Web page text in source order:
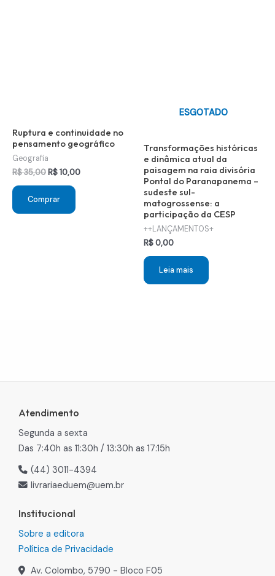
Ruptura e continuidade no
pensamento geográfico
Geografia
R$35,00O
original
era:
R$ 35,00.
R$10,00O
Comprar
ESGOTADO
Transformações históricas
e dinâmica atual da
paisagem na raia divisória
Pontal do Paranapanema –
sudeste sul-
matogrossense: a
participação da CESP
++LANÇAMENTOS+
R$0,00
Leia mais
Atendimento
Segunda a sexta
Das 7:40h as 11:30h / 13:30h as 17:15h
(44) 3011-4394
livrariaeduem@uem.br
Institucional
Sobre a editora
Política de Privacidade
Av. Colombo, 5790 - Bloco F05